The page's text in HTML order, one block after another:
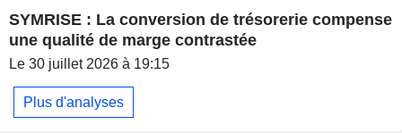
SYMRISE : La conversion de trésorerie compense
une qualité de marge contrastée
Le 30 juillet 2026 à 19:15
Plus d'analyses